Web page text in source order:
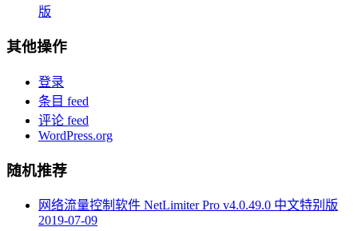
版
其他操作
登录
条目 feed
评论 feed
WordPress.org
随机推荐
网络流量控制软件 NetLimiter Pro v4.0.49.0 中文特别版
2019-07-09